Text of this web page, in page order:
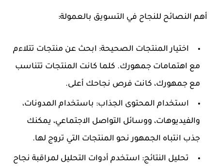
أهم النصائح للنجاح في التسويق بالعمولة:
اختيار المنتجات الصحيحة: ابحث عن منتجات تتلاءم
مع اهتمامات جمهورك. كلما كانت المنتجات تتناسب
مع جمهورك، كانت فرص نجاحك أعلى.
استخدام المحتوى الجذاب: باستخدام المدونات،
والفيديوهات، ووسائل التواصل الاجتماعي، يمكنك
جذب انتباه الجمهور نحو المنتجات التي تروج لها.
تحليل النتائج: استخدم أدوات التحليل لمراقبة نجاح